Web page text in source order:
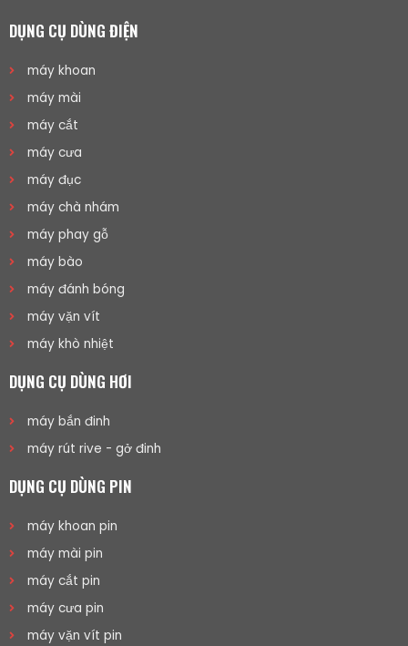
DỤNG CỤ DÙNG ĐIỆN
máy khoan
máy mài
máy cắt
máy cưa
máy đục
máy chà nhám
máy phay gỗ
máy bào
máy đánh bóng
máy vặn vít
máy khò nhiệt
DỤNG CỤ DÙNG HƠI
máy bắn đinh
máy rút rive - gở đinh
DỤNG CỤ DÙNG PIN
máy khoan pin
máy mài pin
máy cắt pin
máy cưa pin
máy vặn vít pin